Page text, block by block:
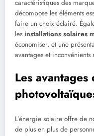
caractéristiques des
décompose les éléments
faire un choix éclairé.
les installations solaires
économiser, et une
avantages et inconvénients
Les avantages
L’énergie solaire offre de
de plus en plus de